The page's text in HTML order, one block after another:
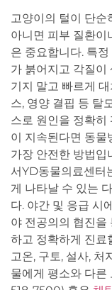
고양이의 털이 단순
아니면 피부 질환이
은 중요합니다. 특
가 붉어지고 각질이
기지 말고 빠르게
스, 영양 결핍 등 탈
스로 원인을 정확히
이 지속된다면 동물
가장 안전한 방법입
서YD동물의료센터
게 나타날 수 있는
다. 야간 및 응급 시
야 전공의의 협진을
하고 정확하게 진료
고온, 구토, 설사, 처
물에게 평소와 다른